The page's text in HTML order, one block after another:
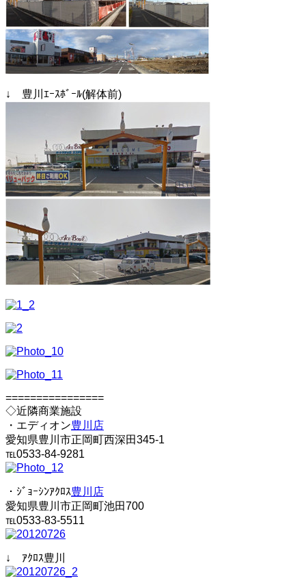
↓ 豊川ｴｰｽﾎﾞｰﾙ(解体前)
================
◇近隣商業施設
・エディオン豊川店
愛知県豊川市正岡町西深田345-1
℡0533-84-9281
・ｼﾞｮｰｼﾝｱｸﾛｽ豊川店
愛知県豊川市正岡町池田700
℡0533-83-5511
↓ ｱｸﾛｽ豊川